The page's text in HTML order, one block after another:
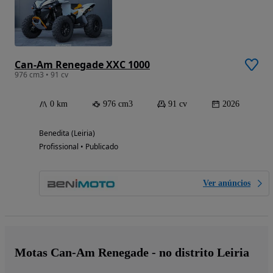
Can-Am Renegade XXC 1000
976 cm3 • 91 cv
0 km 976 cm3 91 cv 2026
Benedita (Leiria)
Profissional • Publicado
Ver anúncios
Motas Can-Am Renegade - no distrito Leiria